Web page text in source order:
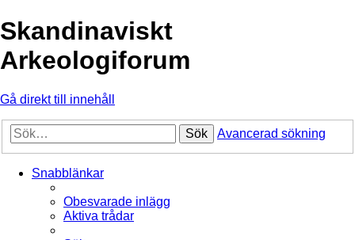
Skandinaviskt
Arkeologiforum
Gå direkt till innehåll
Sök Avancerad sökning
Snabblänkar
Obesvarade inlägg
Aktiva trådar